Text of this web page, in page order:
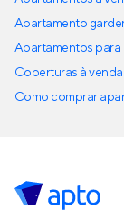
Apartamento
Apartamentos para
Coberturas à
Como comprar